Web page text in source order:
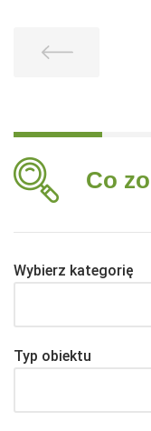
Co
Wybierz kategorię
Typ obiektu